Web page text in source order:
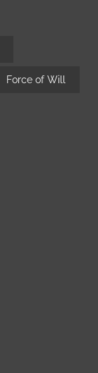
Force of Will